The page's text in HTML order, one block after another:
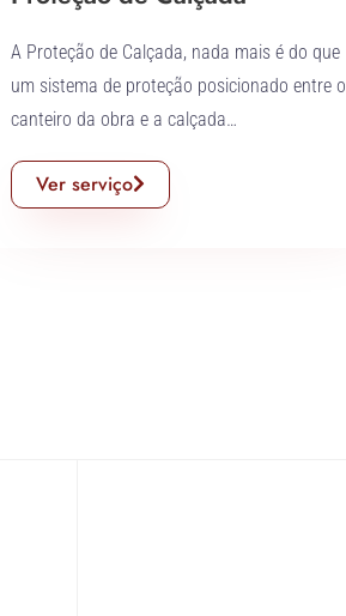
A Proteção de Calçada, nada mais é do que
um sistema de proteção posicionado entre o
canteiro da obra e a calçada…
Ver serviço